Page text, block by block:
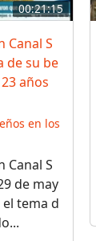
00:21:15
Canal S
de su be
años
en los
Canal S
de may
tema d